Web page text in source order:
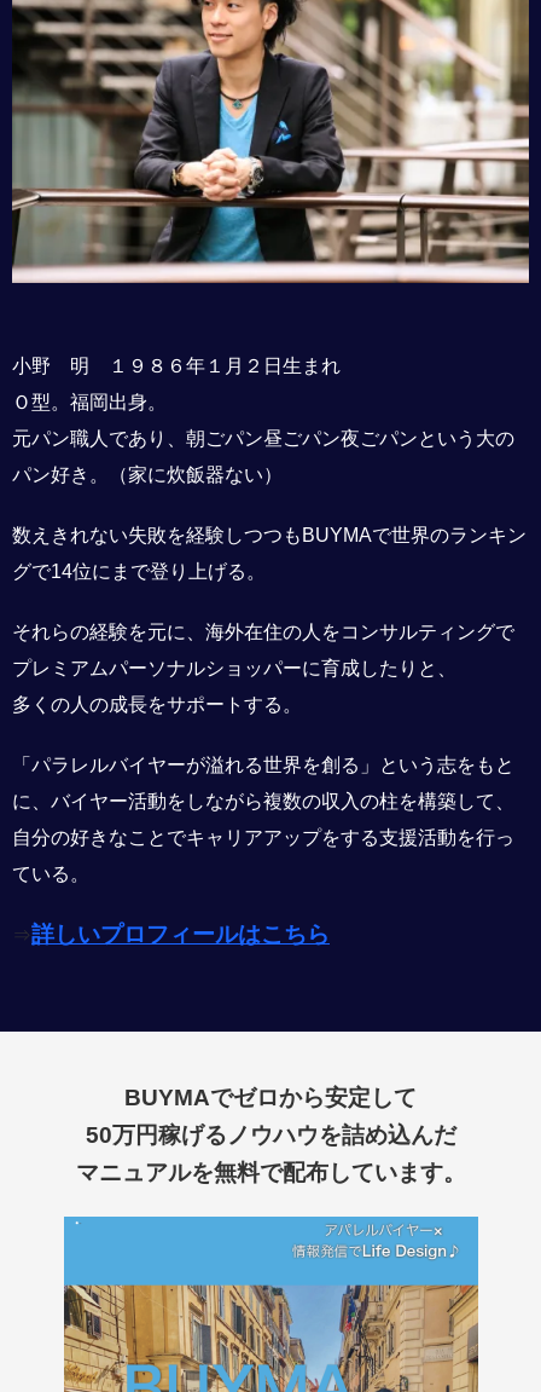
小野 明 １９８６年１月２日生まれ
Ｏ型。福岡出身。
元パン職人であり、朝ごパン昼ごパン夜ごパンという大の
パン好き。（家に炊飯器ない）
数えきれない失敗を経験しつつもBUYMAで世界のランキン
グで14位にまで登り上げる。
それらの経験を元に、海外在住の人をコンサルティングで
プレミアムパーソナルショッパーに育成したりと、
多くの人の成長をサポートする。
「パラレルバイヤーが溢れる世界を創る」という志をもと
に、バイヤー活動をしながら複数の収入の柱を構築して、
自分の好きなことでキャリアアップをする支援活動を行っ
ている。
⇒詳しいプロフィールはこちら
BUYMAでゼロから安定して
50万円稼げるノウハウを詰め込んだ
マニュアルを無料で配布しています。